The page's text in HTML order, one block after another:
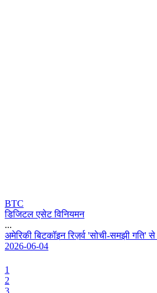
BTC
डिजिटल एसेट विनियमन
...
अमरक बटकइन रजर 'सच-समझ गत' स
2026-06-04
1
2
3